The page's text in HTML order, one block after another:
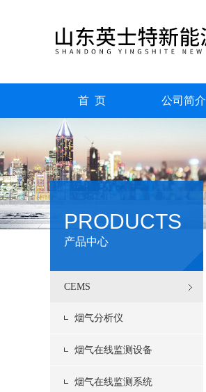
首 页 公司简介
PRODUCTS
产品中心
CEMS
烟气分析仪
烟气在线监测设备
烟气在线监测系统